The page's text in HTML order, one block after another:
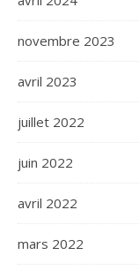
novembre 2023
avril 2023
juillet 2022
juin 2022
avril 2022
mars 2022